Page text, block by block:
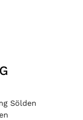
Sölden